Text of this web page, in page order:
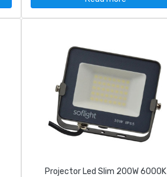
Projector Led Slim 200W 6000K